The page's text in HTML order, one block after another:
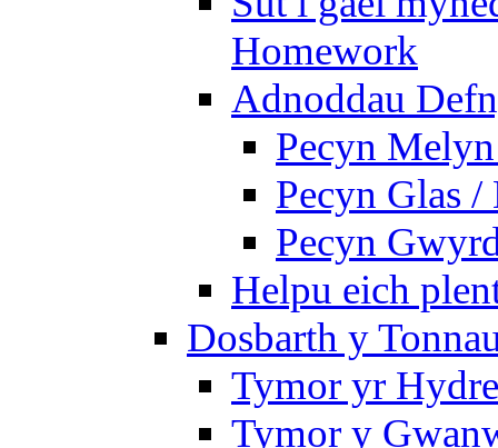
Homework
Adnoddau
Pecyn
Pecyn Glas /
Pecyn
Helpu eich
Dosbarth y
Tymor yr
Tymor y